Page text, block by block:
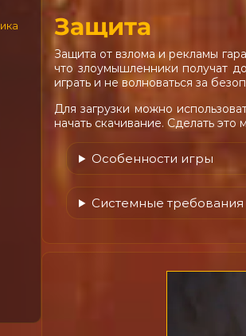
Защита
Защита от взлома и рекламы
что злоумышленники получат
играть и не волноваться за
Для загрузки можно
начать скачивание. Сделать
Особенности игры
Системные требования